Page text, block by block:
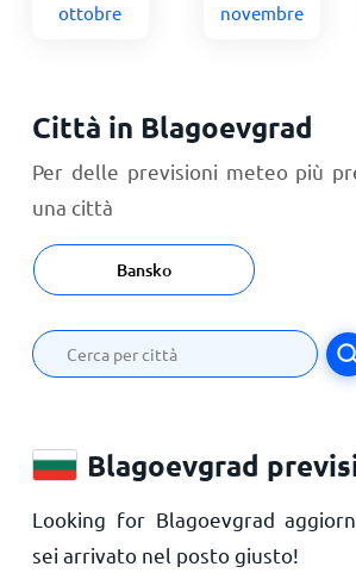
ottobre novembre
Città in Blagoevgrad
Per delle previsioni meteo più
una città
Bansko
Blagoevgrad
Looking for Blagoevgrad
sei arrivato nel posto giusto!